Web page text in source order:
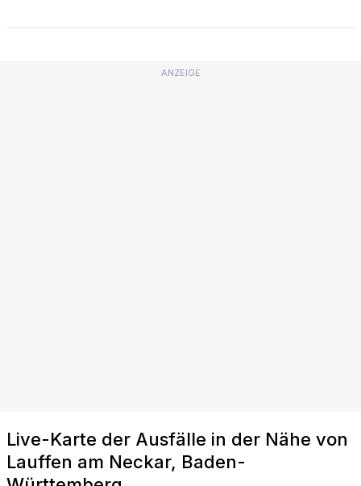
ANZEIGE
Live-Karte der Ausfälle in der Nähe von
Lauffen am Neckar, Baden-